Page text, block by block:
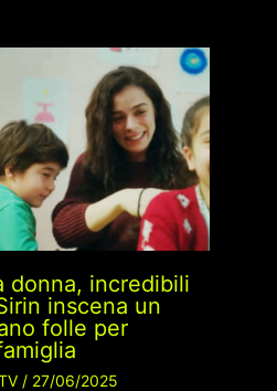
donna, incredibili
inscena un
folle per
/ 27/06/2025